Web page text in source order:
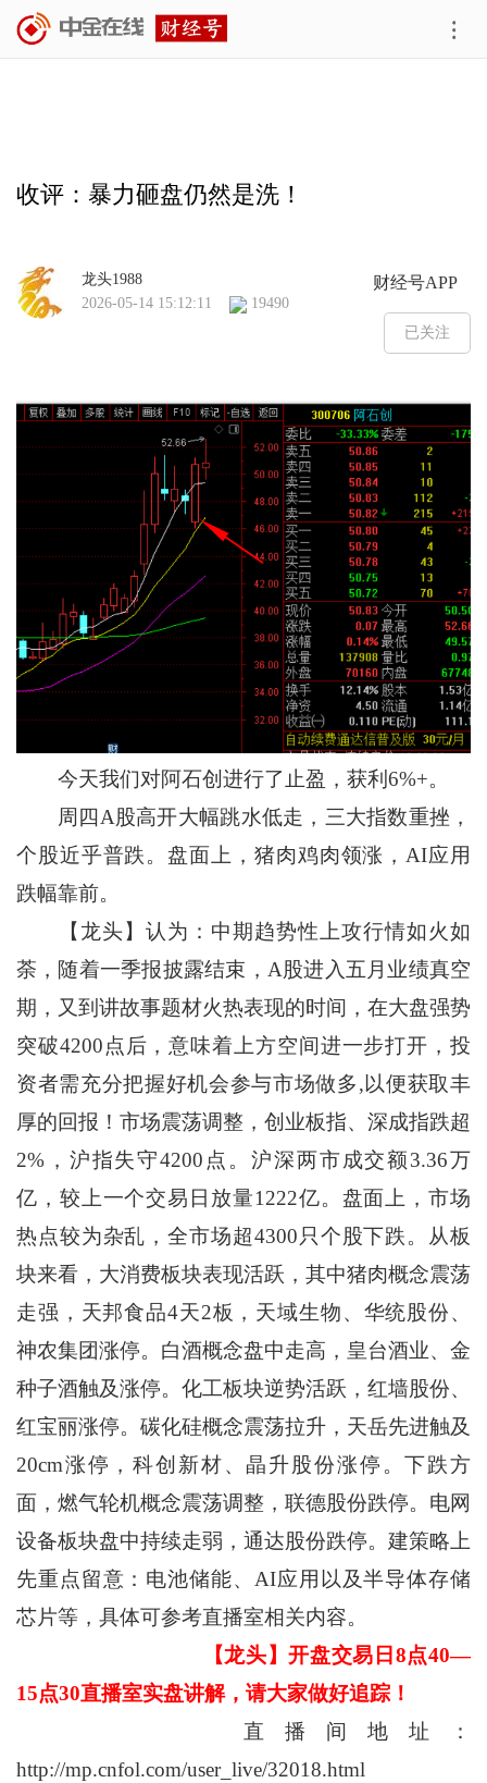
收评：暴力砸盘仍然是洗！
财经号APP
龙头1988
2026-05-14 15:12:11
19490
今天我们对阿石创进行了止盈，获利6%+。
周四A股高开大幅跳水低走，三大指数重挫，
个股近乎普跌。盘面上，猪肉鸡肉领涨，AI应用
跌幅靠前。
【龙头】认为：中期趋势性上攻行情如火如
荼，随着一季报披露结束，A股进入五月业绩真空
期，又到讲故事题材火热表现的时间，在大盘强势
突破4200点后，意味着上方空间进一步打开，投
资者需充分把握好机会参与市场做多,以便获取丰
厚的回报！市场震荡调整，创业板指、深成指跌超
2%，沪指失守4200点。沪深两市成交额3.36万
亿，较上一个交易日放量1222亿。盘面上，市场
热点较为杂乱，全市场超4300只个股下跌。从板
块来看，大消费板块表现活跃，其中猪肉概念震荡
走强，天邦食品4天2板，天域生物、华统股份、
神农集团涨停。白酒概念盘中走高，皇台酒业、金
种子酒触及涨停。化工板块逆势活跃，红墙股份、
红宝丽涨停。碳化硅概念震荡拉升，天岳先进触及
20cm涨停，科创新材、晶升股份涨停。下跌方
面，燃气轮机概念震荡调整，联德股份跌停。电网
设备板块盘中持续走弱，通达股份跌停。建策略上
先重点留意：电池储能、AI应用以及半导体存储
芯片等，具体可参考直播室相关内容。
【龙头】开盘交易日8点40—
15点30直播室实盘讲解，请大家做好追踪！
直播间地址：
http://mp.cnfol.com/user_live/32018.html